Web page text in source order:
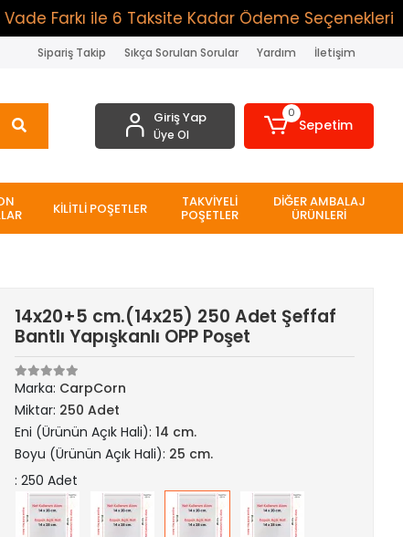
ile 6 Taksite Kadar Ödeme Seçenekleri
Sipariş Takip Sıkça Sorulan Sorular Yardım İletişim
Giriş Yap
Üye Ol
0
Sepetim
KİLİTLİ POŞETLER TAKVİYELİ
POŞETLER
DİĞER AMBALAJ
ÜRÜNLERİ
14x20+5 cm.(14x25) 250 Adet Şeffaf
Bantlı Yapışkanlı OPP Poşet
Marka: CarpCorn
Miktar: 250 Adet
Eni (Ürünün Açık Hali):14 cm.
Boyu (Ürünün Açık Hali): 25 cm.
: 250 Adet